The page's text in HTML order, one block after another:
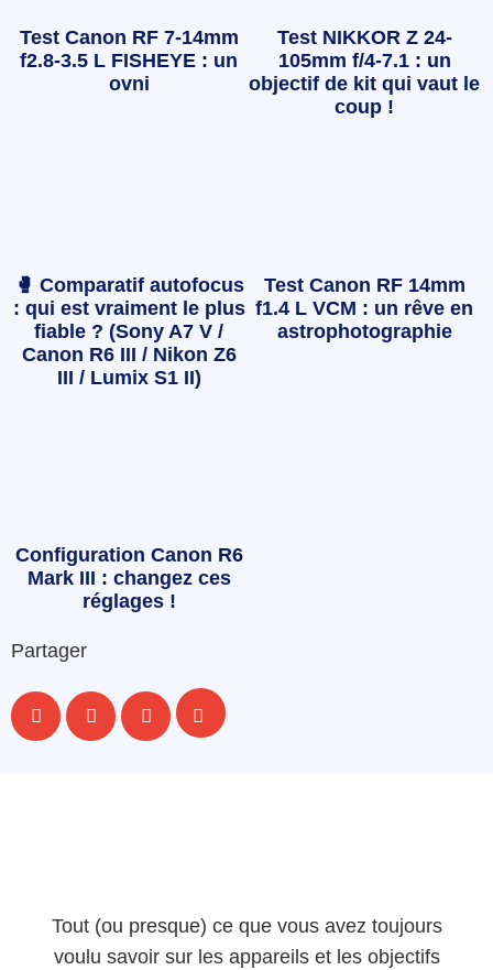
Test Canon RF 7-14mm
f2.8-3.5 L FISHEYE : un
ovni
Test NIKKOR Z 24-
105mm f/4-7.1 : un
objectif de kit qui vaut le
coup !
🥊 Comparatif autofocus
: qui est vraiment le plus
fiable ? (Sony A7 V /
Canon R6 III / Nikon Z6
III / Lumix S1 II)
Test Canon RF 14mm
f1.4 L VCM : un rêve en
astrophotographie
Configuration Canon R6
Mark III : changez ces
réglages !
Partager
Tout (ou presque) ce que vous avez toujours
voulu savoir sur les appareils et les objectifs